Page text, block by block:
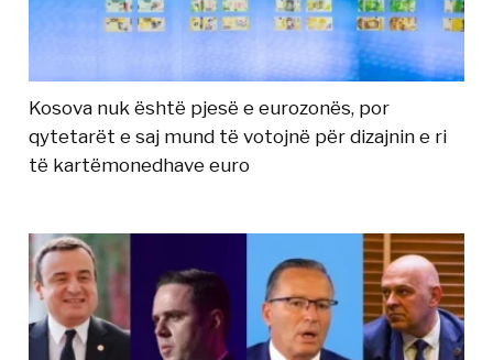
Kosova nuk është pjesë e eurozonës, por
qytetarët e saj mund të votojnë për dizajnin e ri
të kartëmonedhave euro